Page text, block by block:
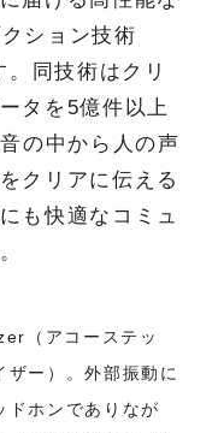
ション技術
。同技術はクリ
タを5億件以上
の中から人の声
クリアに伝える
も快適なコミュ
（アコーステッ
ー）。外部振動に
ドホンでありなが